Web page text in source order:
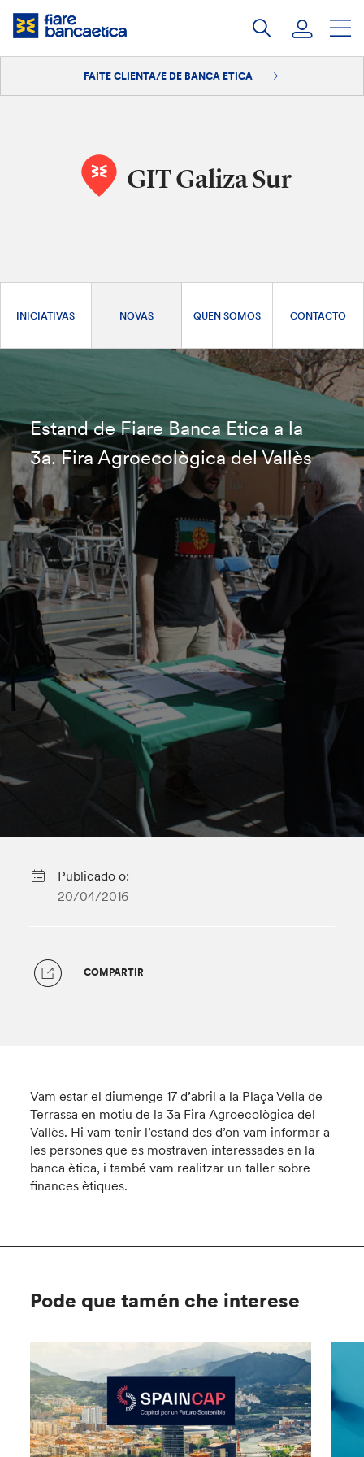
Saltar
FAITE CLIENTA/E DE BANCA ETICA
GIT Galiza Sur
INICIATIVAS NOVAS QUEN SOMOS CONTACTO
Estand de Fiare Banca Etica a la
3a. Fira Agroecològica del Vallès
Publicado o:
20/04/2016
COMPARTIR
Vam estar el diumenge 17 d’abril a la Plaça Vella de
Terrassa en motiu de la 3a Fira Agroecològica del
Vallès. Hi vam tenir l’estand des d’on vam informar a
les persones que es mostraven interessades en la
banca ètica, i també vam realitzar un taller sobre
finances ètiques.
Pode que tamén che interese